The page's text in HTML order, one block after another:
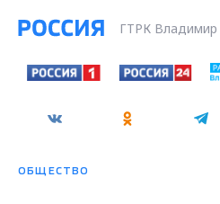
ГТРК Владимир
ОБЩЕСТВО